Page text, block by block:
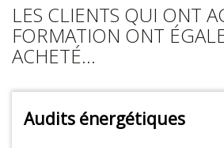
LES CLIENTS QUI ONT
FORMATION ONT
ACHETÉ...
Audits énergétiques